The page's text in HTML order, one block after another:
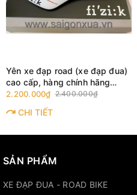
Yên xe đạp road (xe đạp đua)
cao cấp, hàng chính hãng
FI'ZI:K ARIONE R5. Màu trắng/
2.200.000₫ 2.400.000₫
CHI TIẾT
SẢN PHẨM
XE ĐẠP ĐUA - ROAD BIKE